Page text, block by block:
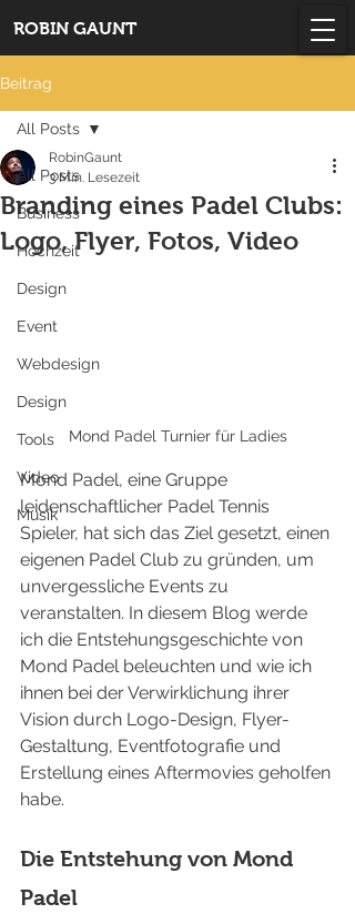
ROBIN GAUNT
Beitrag
All Posts
Business
Hochzeit
Design
Event
Webdesign
Design
Tools
Video
Musik
All Posts
Branding eines Padel Clubs:
Logo, Flyer, Fotos, Video
RobinGaunt
3 Min. Lesezeit
Mond Padel Turnier für Ladies
Mond Padel, eine Gruppe
leidenschaftlicher Padel Tennis
Spieler, hat sich das Ziel gesetzt, einen
eigenen Padel Club zu gründen, um
unvergessliche Events zu
veranstalten. In diesem Blog werde
ich die Entstehungsgeschichte von
Mond Padel beleuchten und wie ich
ihnen bei der Verwirklichung ihrer
Vision durch Logo-Design, Flyer-
Gestaltung, Eventfotografie und
Erstellung eines Aftermovies geholfen
habe.
Die Entstehung von Mond
Padel